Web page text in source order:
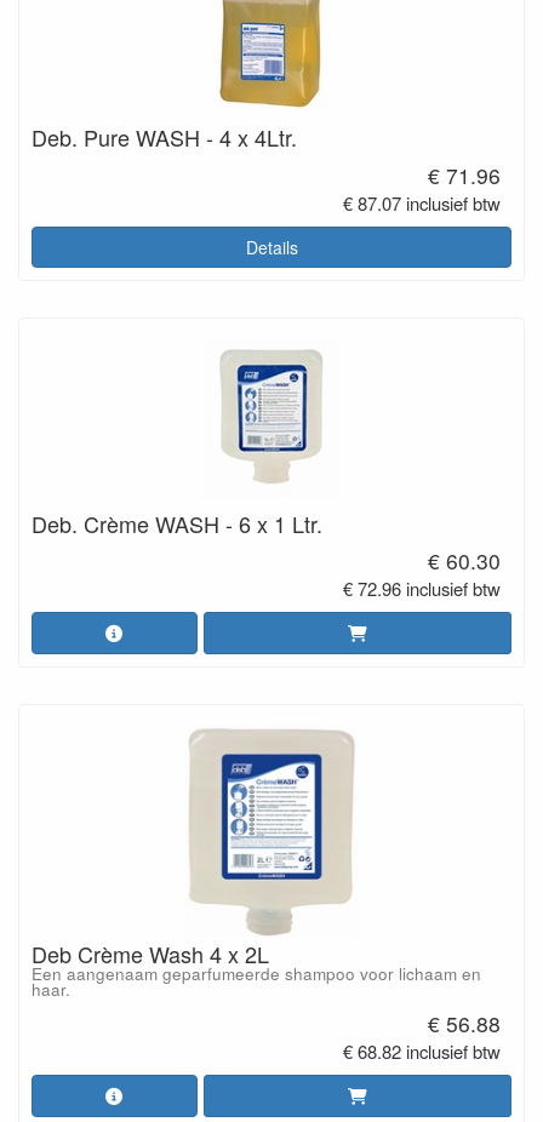
Deb. Pure WASH - 4 x 4Ltr.
€ 71.96
€ 87.07 inclusief btw
Details
Deb. Crème WASH - 6 x 1 Ltr.
€ 60.30
€ 72.96 inclusief btw
Deb Crème Wash 4 x 2L
Een aangenaam geparfumeerde shampoo voor lichaam en
haar.
€ 56.88
€ 68.82 inclusief btw